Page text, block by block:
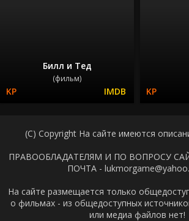
Билл и Тед
(фильм)
(C) Copyright На сайте имеются
ПРАВООБЛАДАТЕЛЯМ И ПО ВОПРОСУ
ПОЧТА -
На сайте размещается только
о фильмах - из общедоступных
или медиа файлов нет!